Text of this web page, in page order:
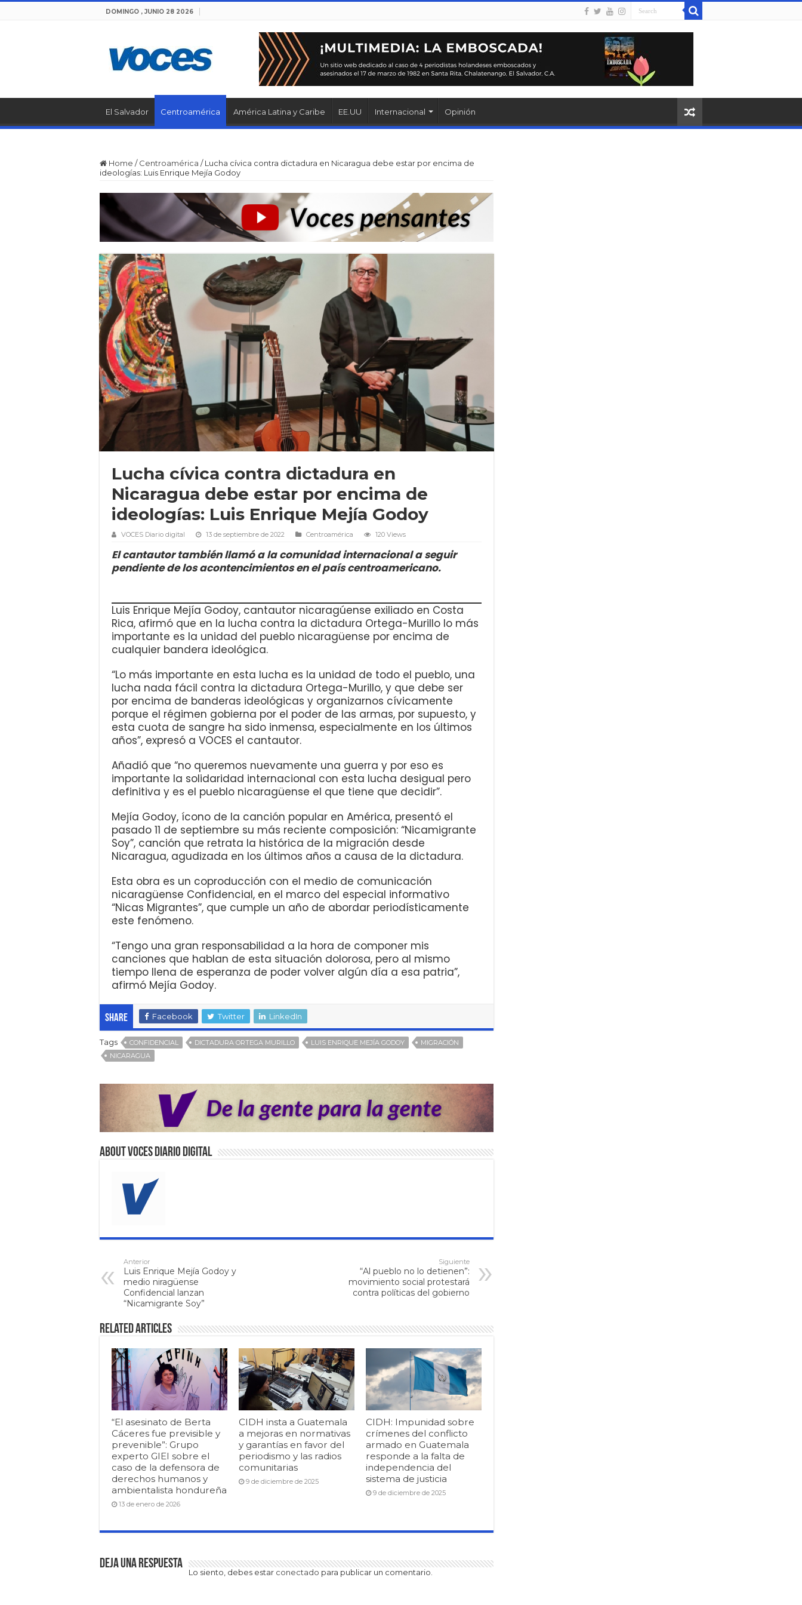
DOMINGO , JUNIO 28 2026
El Salvador Centroamérica América Latina y Caribe EE.UU Internacional Opinión
Home / Centroamérica / Lucha cívica contra dictadura en Nicaragua debe estar por encima de
ideologías: Luis Enrique Mejía Godoy
Lucha cívica contra dictadura en
Nicaragua debe estar por encima de
ideologías: Luis Enrique Mejía Godoy
VOCES Diario digital 13 de septiembre de 2022 Centroamérica 120 Views
El cantautor también llamó a la comunidad internacional a seguir
pendiente de los acontencimientos en el país centroamericano.
Luis Enrique Mejía Godoy, cantautor nicaragúense exiliado en Costa
Rica, afirmó que en la lucha contra la dictadura Ortega-Murillo lo más
importante es la unidad del pueblo nicaragüense por encima de
cualquier bandera ideológica.
“Lo más importante en esta lucha es la unidad de todo el pueblo, una
lucha nada fácil contra la dictadura Ortega-Murillo, y que debe ser
por encima de banderas ideológicas y organizarnos cívicamente
porque el régimen gobierna por el poder de las armas, por supuesto, y
esta cuota de sangre ha sido inmensa, especialmente en los últimos
años”, expresó a VOCES el cantautor.
Añadió que “no queremos nuevamente una guerra y por eso es
importante la solidaridad internacional con esta lucha desigual pero
definitiva y es el pueblo nicaragüense el que tiene que decidir”.
Mejía Godoy, ícono de la canción popular en América, presentó el
pasado 11 de septiembre su más reciente composición: “Nicamigrante
Soy”, canción que retrata la histórica de la migración desde
Nicaragua, agudizada en los últimos años a causa de la dictadura.
Esta obra es un coproducción con el medio de comunicación
nicaragüense Confidencial, en el marco del especial informativo
“Nicas Migrantes”, que cumple un año de abordar periodísticamente
este fenómeno.
“Tengo una gran responsabilidad a la hora de componer mis
canciones que hablan de esta situación dolorosa, pero al mismo
tiempo llena de esperanza de poder volver algún día a esa patria”,
afirmó Mejía Godoy.
Share Facebook Twitter LinkedIn
Tags CONFIDENCIAL DICTADURA ORTEGA MURILLO LUIS ENRIQUE MEJÍA GODOY
MIGRACIÓN
NICARAGUA
About VOCES Diario digital
Anterior
Luis Enrique Mejía Godoy y
medio niragüense
Confidencial lanzan
“Nicamigrante Soy”
Siguiente
“Al pueblo no lo detienen”:
movimiento social protestará
contra políticas del gobierno
Related Articles
“El asesinato de Berta
Cáceres fue previsible y
prevenible”: Grupo
experto GIEI sobre el
caso de la defensora de
derechos humanos y
ambientalista hondureña
13 de enero de 2026
CIDH insta a Guatemala
a mejoras en normativas
y garantías en favor del
periodismo y las radios
comunitarias
9 de diciembre de 2025
CIDH: Impunidad sobre
crímenes del conflicto
armado en Guatemala
responde a la falta de
independencia del
sistema de justicia
9 de diciembre de 2025
Deja una respuesta
Lo siento, debes estar conectado para publicar un comentario.